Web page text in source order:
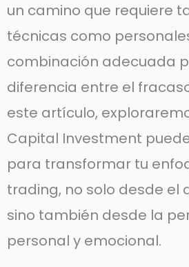
un camino que requiere
técnicas como
combinación adecuada
diferencia entre el
este artículo,
Capital Investment
para transformar tu
trading, no solo desde el
sino también desde la
personal y emocional.